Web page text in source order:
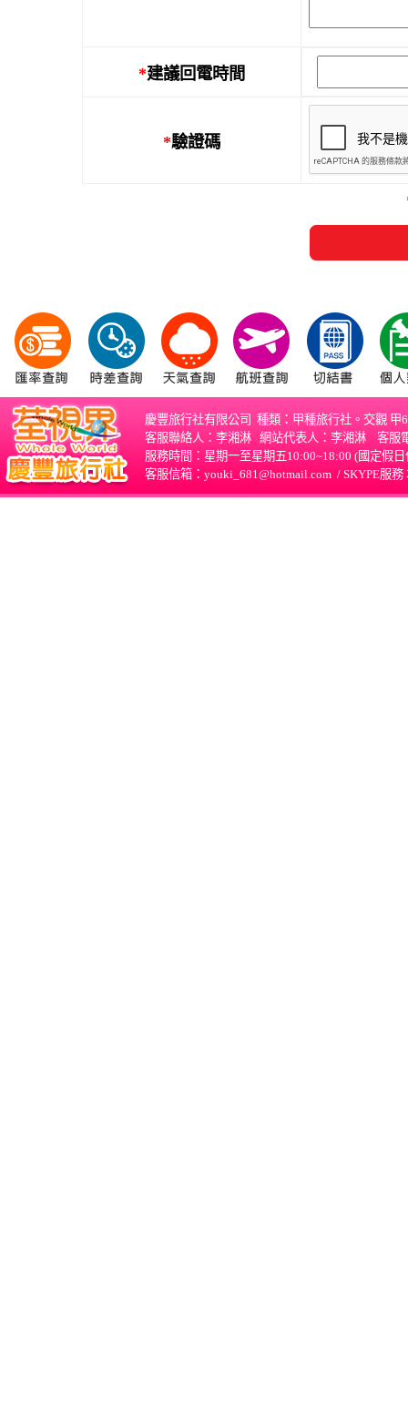
*建議回電時間
*驗證碼
慶豐旅行社有限公司 種類：甲種旅行社。交觀
客服聯絡人：李湘淋 網站代表人：李湘淋 客服
服務時間：星期一至星期五10:00~18:00 (國定
客服信箱： youki_681@hotmail.com / SKYPE服務